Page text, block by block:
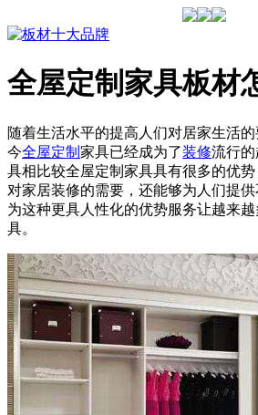
全屋定制家具板材
随着生活水平的提高人们对居家生活
今全屋定制 家具已经成为了装修流行
具相比较全屋定制家具具有很多的优
对家居装修的需要，还能够为人们提
为这种更具人性化的优势服务让越来
具。